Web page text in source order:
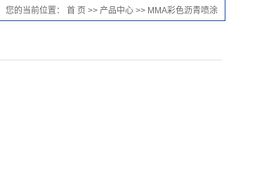
您的当前位置： 首 页 >> 产品中心 >> MMA彩色沥青喷涂